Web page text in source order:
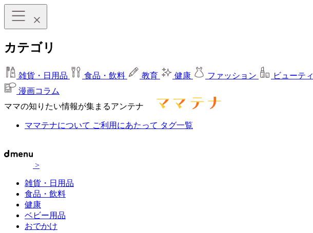
カテゴリ
雑貨・日用品 食品・飲料 教育 健康 ファッション ビューティ
漫画コラム
ママの知りたい情報が集まるアンテナ
ママテナについて ご利用にあたって タグ一覧
>
雑貨・日用品
食品・飲料
健康
ベビー用品
おでかけ